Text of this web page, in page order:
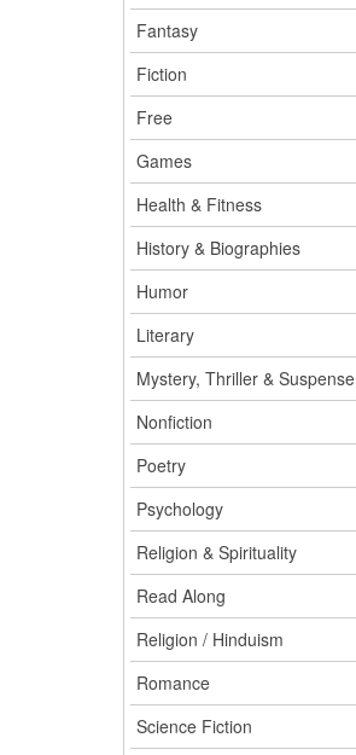
Fantasy
Fiction
Free
Games
Health & Fitness
History & Biographies
Humor
Literary
Mystery, Thriller & Suspense
Nonfiction
Poetry
Psychology
Religion & Spirituality
Read Along
Religion / Hinduism
Romance
Science Fiction